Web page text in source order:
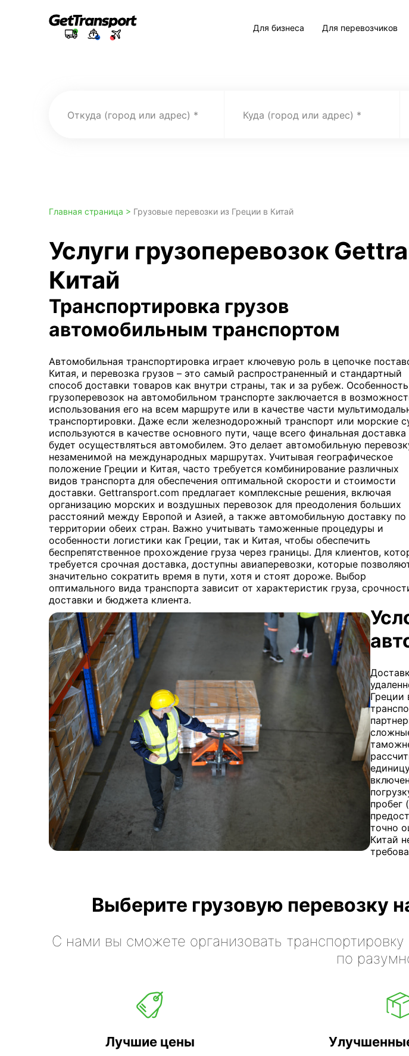
Для бизнеса Для перевозчиков
Откуда (город или адрес) Куда (город или адрес)
Главная страница > Грузовые перевозки из Греции в Китай
Услуги грузоперевозок
Китай
Транспортировка грузов
автомобильным транспортом
Автомобильная транспортировка играет ключевую роль в цепочке
Китая, и перевозка грузов – это самый распространенный и стандартный
способ доставки товаров как внутри страны, так и за рубеж. Особенность
грузоперевозок на автомобильном транспорте заключается в
использования его на всем маршруте или в качестве части
транспортировки. Даже если железнодорожный транспорт или морские
используются в качестве основного пути, чаще всего финальная доставка
будет осуществляться автомобилем. Это делает автомобильную
незаменимой на международных маршрутах. Учитывая географическое
положение Греции и Китая, часто требуется комбинирование различных
видов транспорта для обеспечения оптимальной скорости и стоимости
доставки. Gettransport.com предлагает комплексные решения, включая
организацию морских и воздушных перевозок для преодоления больших
расстояний между Европой и Азией, а также автомобильную доставку по
территории обеих стран. Важно учитывать таможенные процедуры и
особенности логистики как Греции, так и Китая, чтобы обеспечить
беспрепятственное прохождение груза через границы. Для клиентов,
требуется срочная доставка, доступны авиаперевозки, которые
значительно сократить время в пути, хотя и стоят дороже. Выбор
оптимального вида транспорта зависит от характеристик груза,
доставки и бюджета клиента.
Греции
пробег
точно
Китай
Выберите грузовую перевозку
С нами вы сможете организовать
по
Лучшие цены